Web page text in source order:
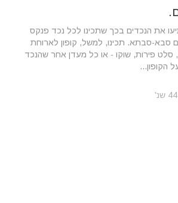
את הנכדים בכך שתכינו לכל נכד פנקס
סבא-סבתא. תכינו, למשל, קופון לארוחת
סלט פירות, שוקו - או כל מעדן אחר שהנכד
הקופון...